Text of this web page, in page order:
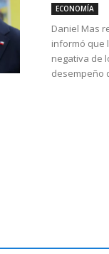
ECONOMÍA
Daniel Mas
informó que
negativa de
desempeño